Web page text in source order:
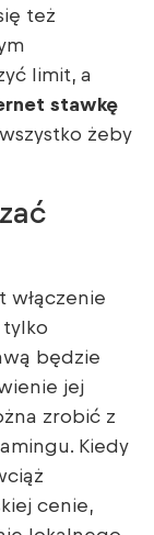
też
limit, a
stawkę
żeby
włączenie
będzie
jej
zrobić z
Kiedy
cenie,